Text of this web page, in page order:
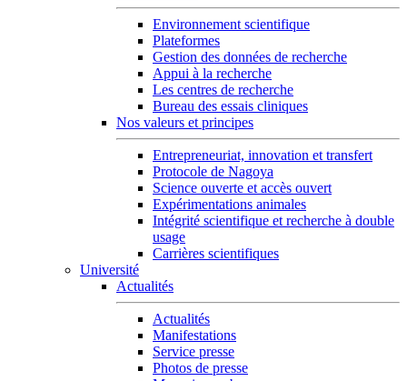
Environnement scientifique
Plateformes
Gestion des données de recherche
Appui à la recherche
Les centres de recherche
Bureau des essais cliniques
Nos valeurs et principes
Entrepreneuriat, innovation et transfert
Protocole de Nagoya
Science ouverte et accès ouvert
Expérimentations animales
Intégrité scientifique et recherche à double
usage
Carrières scientifiques
Université
Actualités
Actualités
Manifestations
Service presse
Photos de presse